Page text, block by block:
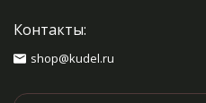
Контакты:
shop@kudel.ru